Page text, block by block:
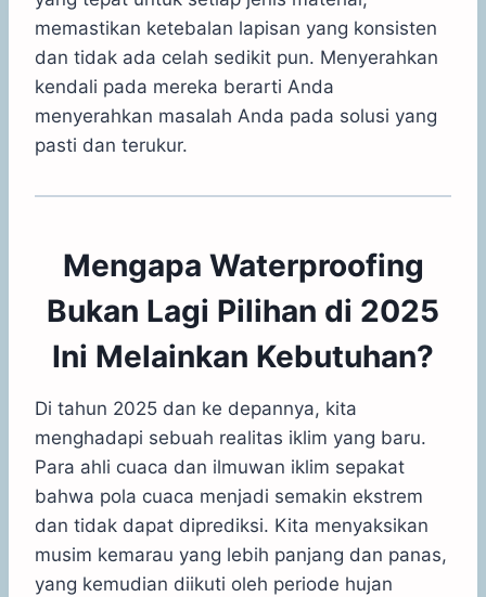
memastikan ketebalan lapisan yang konsisten
dan tidak ada celah sedikit pun. Menyerahkan
kendali pada mereka berarti Anda
menyerahkan masalah Anda pada solusi yang
pasti dan terukur.
Mengapa Waterproofing
Bukan Lagi Pilihan di 2025
Ini Melainkan Kebutuhan?
Di tahun 2025 dan ke depannya, kita
menghadapi sebuah realitas iklim yang baru.
Para ahli cuaca dan ilmuwan iklim sepakat
bahwa pola cuaca menjadi semakin ekstrem
dan tidak dapat diprediksi. Kita menyaksikan
musim kemarau yang lebih panjang dan panas,
yang kemudian diikuti oleh periode hujan